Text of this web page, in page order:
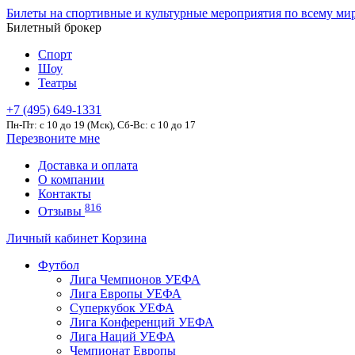
Билеты на спортивные и культурные мероприятия по всему
Билетный брокер
Спорт
Шоу
Театры
+7 (495) 649-1331
Пн-Пт: c 10 до 19 (Мск), Сб-Вс: с 10 до 17
Перезвоните мне
Доставка и оплата
О компании
Контакты
Отзывы 816
Личный кабинет Корзина
Футбол
Лига Чемпионов УЕФА
Лига Европы УЕФА
Суперкубок УЕФА
Лига Конференций УЕФА
Лига Наций УЕФА
Чемпионат Европы